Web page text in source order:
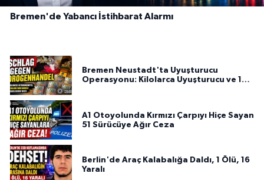
Bremen'de Yabancı İstihbarat Alarmı
Bremen Neustadt'ta Uyuşturucu
Operasyonu: Kilolarca Uyuşturucu ve 100
A1 Otoyolunda Kırmızı Çarpıyı Hiçe Sayan
51 Sürücüye Ağır Ceza
Berlin'de Araç Kalabalığa Daldı, 1 Ölü, 16
Yaralı